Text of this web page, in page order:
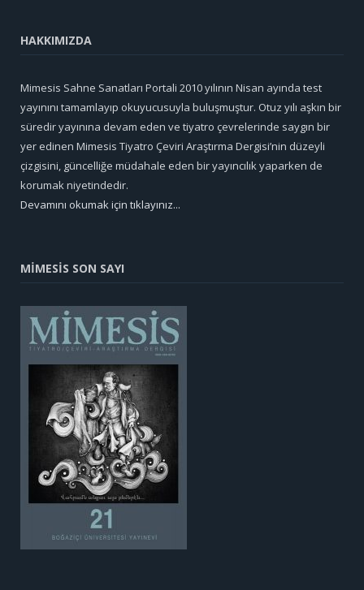
HAKKIMIZDA
Mimesis Sahne Sanatları Portali 2010 yılının Nisan ayında test
yayınını tamamlayıp okuyucusuyla buluşmuştur. Otuz yılı aşkın bir
süredir yayınına devam eden ve tiyatro çevrelerinde saygın bir
yer edinen Mimesis Tiyatro Çeviri Araştırma Dergisi’nin düzeyli
çizgisini, güncelliğe müdahale eden bir yayıncılık yaparken de
korumak niyetindedir.
Devamını okumak için tıklayınız...
MİMESİS SON SAYI